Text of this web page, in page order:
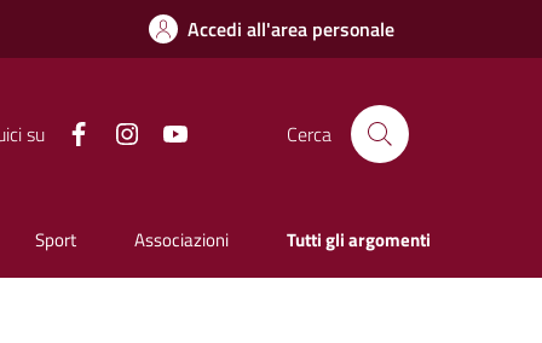
Accedi all'area personale
su Facebook Instagram Cerca
Sport Associazioni Tutti gli argomenti